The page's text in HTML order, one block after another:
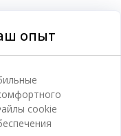
опыт
cookie